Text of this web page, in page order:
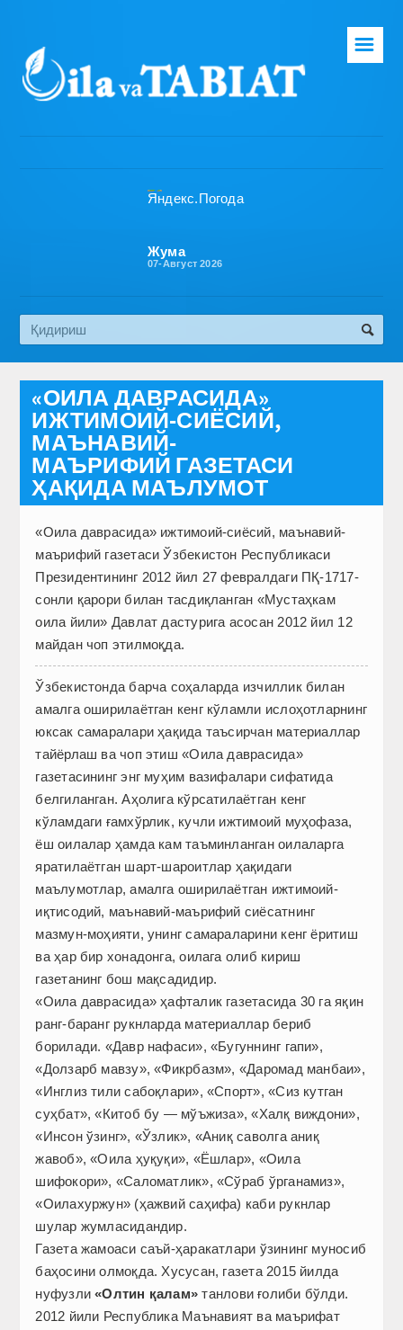
Бош саҳифа
Эко медиа
☰
Жума
07-Август 2026
«ОИЛА ДАВРАСИДА»
ИЖТИМОИЙ-СИЁСИЙ,
МАЪНАВИЙ-
МАЪРИФИЙ ГАЗЕТАСИ
ҲАҚИДА МАЪЛУМОТ
«Оила даврасида» ижтимоий-сиёсий, маънавий-
маърифий газетаси Ўзбекистон Республикаси
Президентининг 2012 йил 27 февралдаги ПҚ-1717-
сонли қарори билан тасдиқланган «Мустаҳкам
оила йили» Давлат дастурига асосан 2012 йил 12
майдан чоп этилмоқда.
Ўзбекистонда барча соҳаларда изчиллик билан
амалга оширилаётган кенг кўламли ислоҳотларнинг
юксак самаралари ҳақида таъсирчан материаллар
тайёрлаш ва чоп этиш «Оила даврасида»
газетасининг энг муҳим вазифалари сифатида
белгиланган. Аҳолига кўрсатилаётган кенг
кўламдаги ғамхўрлик, кучли ижтимоий муҳофаза,
ёш оилалар ҳамда кам таъминланган оилаларга
яратилаётган шарт-шароитлар ҳақидаги
маълумотлар, амалга оширилаётган ижтимоий-
иқтисодий, маънавий-маърифий сиёсатнинг
мазмун-моҳияти, унинг самараларини кенг ёритиш
ва ҳар бир хонадонга, оилага олиб кириш
газетанинг бош мақсадидир.
«Оила даврасида» ҳафталик газетасида 30 га яқин
ранг-баранг рукнларда материаллар бериб
борилади. «Давр нафаси», «Бугуннинг гапи»,
«Долзарб мавзу», «Фикрбазм», «Даромад манбаи»,
«Инглиз тили сабоқлари», «Спорт», «Сиз кутган
суҳбат», «Китоб бу — мўъжиза», «Халқ виждони»,
«Инсон ўзинг», «Ўзлик», «Аниқ саволга аниқ
жавоб», «Оила ҳуқуқи», «Ёшлар», «Оила
шифокори», «Саломатлик», «Сўраб ўрганамиз»,
«Оилахуржун» (ҳажвий саҳифа) каби рукнлар
шулар жумласидандир.
Газета жамоаси саъй-ҳаракатлари ўзининг муносиб
баҳосини олмоқда. Хусусан, газета 2015 йилда
нуфузли«Олтин қалам» танлови ғолиби бўлди.
2012 йили Республика Маънавият ва маърифат